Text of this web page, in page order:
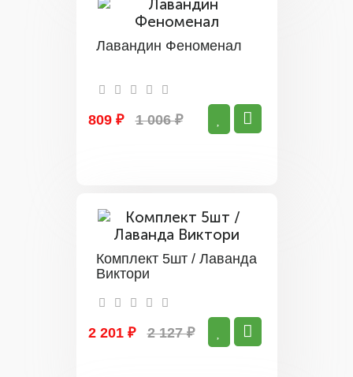
Лавандин Феноменал
809 ₽ 1 006 ₽
Комплект 5шт / Лаванда
Виктори
2 201 ₽ 2 127 ₽